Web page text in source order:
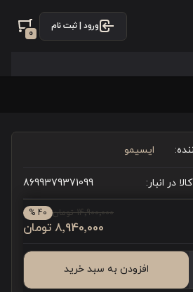
ورود | ثبت نام
0
ایسیمو
در انبار: 8699379371099
14٬900٬000 تومان 40 %
8٬940٬000 تومان
افزودن به سبد خرید